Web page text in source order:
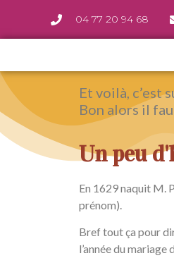
04 77 20 94 68
Et voilà, c’est
Bon alors il
Un peu
En 1629 naquit M.
prénom).
Bref tout ça pour
l’année du